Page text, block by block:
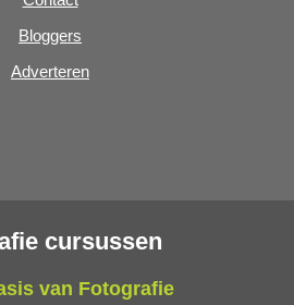
Bloggers
Adverteren
cursussen
van Fotografie